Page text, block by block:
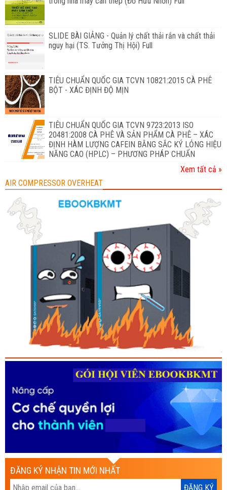
SLIDE BÀI GIẢNG - Quản lý chất thải rắn và chất thải
nguy hại (TS. Tưởng Thị Hội) Full
TIÊU CHUẨN QUỐC GIA TCVN 10821:2015 CÀ PHÊ
BỘT - XÁC ĐỊNH ĐỘ MỊN
TIÊU CHUẨN QUỐC GIA TCVN 9723:2013 ISO
20481:2008 CÀ PHÊ VÀ SẢN PHẨM CÀ PHÊ – XÁC
ĐỊNH HÀM LƯỢNG CAFEIN BẰNG SẮC KÝ LỎNG HIỆU
NĂNG CAO (HPLC) – PHƯƠNG PHÁP CHUẨN
Xem tất cả »
AIR COMPRESSOR OVERHEAT
ĐĂNG KÝ NHẬN TIN MỚI NHẤT